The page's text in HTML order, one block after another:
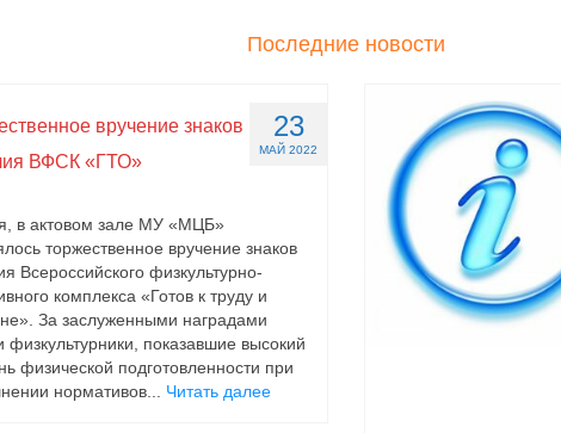
Последние новости
23
МАЙ 2022
вручение знаков
ВФСК «ГТО»
в актовом зале МУ «МЦБ»
торжественное вручение знаков
Всероссийского физкультурно-
комплекса «Готов к труду и
За заслуженными наградами
физкультурники, показавшие высокий
физической подготовленности при
нормативов... Читать далее